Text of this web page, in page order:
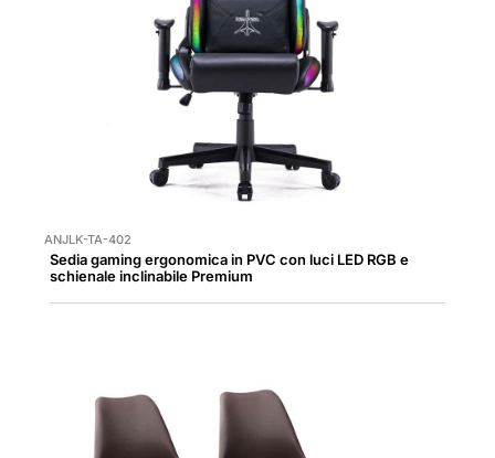
ANJLK-TA-402
Sedia gaming ergonomica in PVC con luci LED RGB e
schienale inclinabile Premium